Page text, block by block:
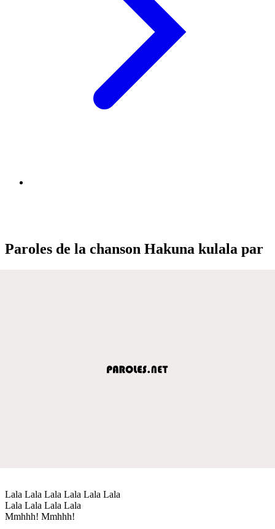
Paroles de la chanson Hakuna kulala par
Lala Lala Lala Lala Lala Lala
Lala Lala Lala Lala
Mmhhh! Mmhhh!